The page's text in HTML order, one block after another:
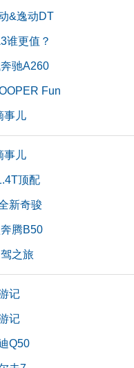
&逸动DT
谁更值？
驰A260
Fun
事儿
事儿
顶配
新奇骏
腾B50
之旅
记
记
Q50